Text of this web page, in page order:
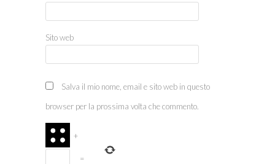
Sito web
Salva il mio nome, email e sito web in questo
browser per la prossima volta che commento.
+
=